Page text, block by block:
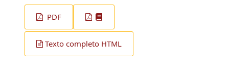
PDF
Texto completo HTML